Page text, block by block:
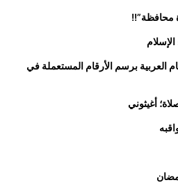
محافظة”!!
العربية برسم الأرقام المستعملة في
أغيثوني